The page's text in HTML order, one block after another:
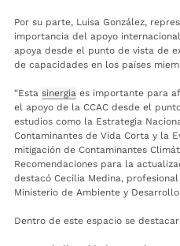
Por su parte, Luisa González,
importancia del apoyo
apoya desde el punto de vista de
de capacidades en los países
“Esta sinergia es importante para
el apoyo de la CCAC desde el
estudios como la Estrategia
Contaminantes de Vida Corta y la
mitigación de Contaminantes
Recomendaciones para la
destacó Cecilia Medina,
Ministerio de Ambiente y
Dentro de este espacio se